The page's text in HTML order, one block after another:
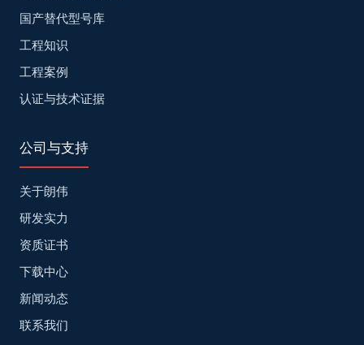
国产替代型号库
工程知识
工程案例
认证与技术证据
公司与支持
关于朗伟
研发实力
资质证书
下载中心
新闻动态
联系我们